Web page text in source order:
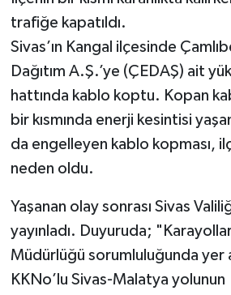
trafiğe kapatıldı.
Sivas’ın Kangal ilçesinde
Dağıtım A.Ş.’ye (ÇEDAŞ) ait
hattında kablo koptu. Kopan
bir kısmında enerji kesintisi
da engelleyen kablo kopması,
neden oldu.
Yaşanan olay sonrası Sivas
yayınladı. Duyuruda;
Müdürlüğü sorumluluğunda yer
KKNo’lu Sivas-Malatya yolunun
YAŞAM